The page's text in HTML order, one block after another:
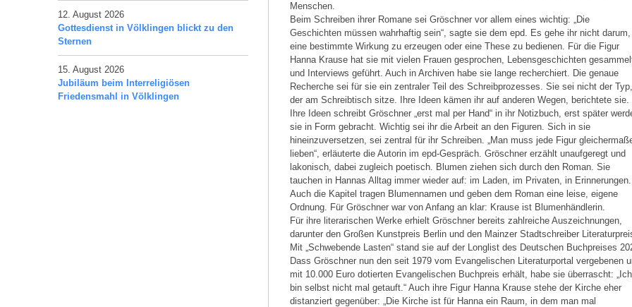
12. August 2026
Gottesdienst in Völklingen blickt zu den
Sternen
15. August 2026
Jubiläum beim Interreligiösen
Friedensmahl in Völklingen
Menschen.
Beim Schreiben ihrer Romane sei Gröschner vor allem eines wichtig: „Die
Geschichten müssen wahrhaftig sein“, sagte sie dem epd. Es gehe ihr nicht darum,
eine bestimmte Wirkung zu erzeugen oder eine These zu bedienen. Für die Figur
Hanna Krause hat sie mit vielen Frauen gesprochen, Lebensgeschichten
und Interviews geführt. Auch in Archiven habe sie lange recherchiert. Die genaue
Recherche sei für sie ein zentraler Teil des Schreibprozesses. Sie sei nicht der Typ,
der am Schreibtisch sitze. Ihre Ideen kämen ihr auf anderen Wegen, berichtete sie.
Ihre Ideen schreibt Gröschner „erst mal per Hand“ in ihr Notizbuch, erst später
sie in Form gebracht. Wichtig sei ihr die Arbeit an den Figuren. Sich in sie
hineinzuversetzen, sei zentral für ihr Schreiben. „Man muss jede Figur
lieben“, erläuterte die Autorin im epd-Gespräch. Gröschner erzählt unaufgeregt und
lakonisch, dabei zugleich poetisch. Blumen ziehen sich durch den Roman. Sie
tauchen in Hannas Alltag immer wieder auf: im Laden, im Privaten, in Erinnerungen.
Auch die Kapitel tragen Blumennamen und geben dem Roman eine leise, eigene
Ordnung. Für Gröschner war von Anfang an klar: Krause ist Blumenhändlerin.
Für ihre literarischen Werke erhielt Gröschner bereits zahlreiche Auszeichnungen,
darunter den Großen Kunstpreis Berlin und den Mainzer Stadtschreiber
Mit „Schwebende Lasten“ stand sie auf der Longlist des Deutschen Buchpreises
Dass Gröschner nun den seit 1979 vom Evangelischen Literaturportal vergebenen
mit 10.000 Euro dotierten Evangelischen Buchpreis erhält, habe sie überrascht: „Ich
bin selbst nicht mal getauft.“ Auch ihre Figur Hanna Krause stehe der Kirche eher
distanziert gegenüber: „Die Kirche ist für Hanna ein Raum, in dem man mal